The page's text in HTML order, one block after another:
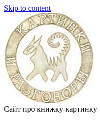
Skip to content
Сайт про книжку-картинку